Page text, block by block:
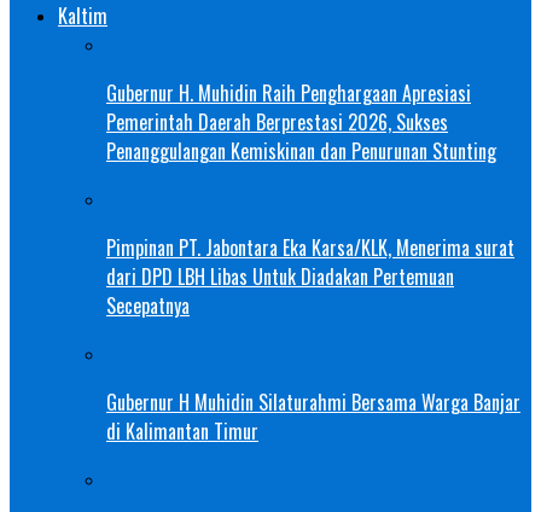
Kaltim
Gubernur H. Muhidin Raih Penghargaan Apresiasi
Pemerintah Daerah Berprestasi 2026, Sukses
Penanggulangan Kemiskinan dan Penurunan Stunting
Pimpinan PT. Jabontara Eka Karsa/KLK, Menerima surat
dari DPD LBH Libas Untuk Diadakan Pertemuan
Secepatnya
Gubernur H Muhidin Silaturahmi Bersama Warga Banjar
di Kalimantan Timur